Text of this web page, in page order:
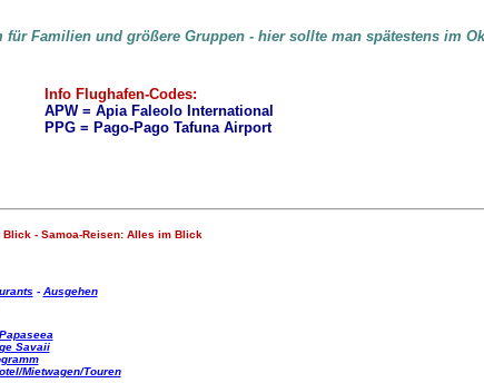
Familien und größere Gruppen - hier sollte man spätestens im
Info Flughafen-Codes:
APW = Apia Faleolo International
PPG = Pago-Pago Tafuna Airport
- Samoa-Reisen: Alles im Blick
- Ausgehen
Savaii
Mietwagen/Touren